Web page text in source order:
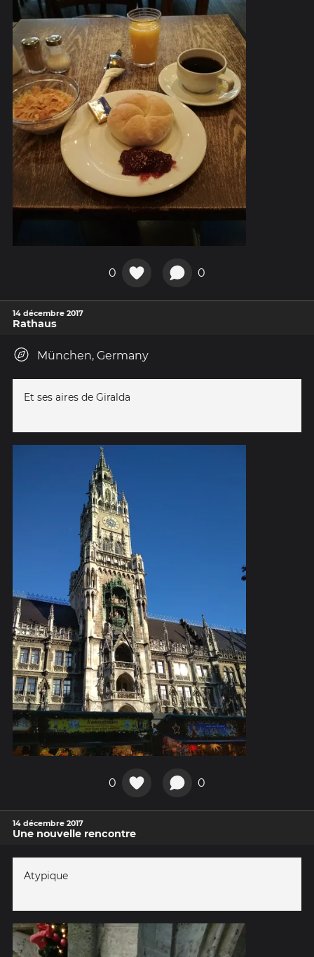
0 0
14 décembre 2017
Rathaus
München, Germany
Et ses aires de Giralda
0 0
14 décembre 2017
Une nouvelle rencontre
Atypique